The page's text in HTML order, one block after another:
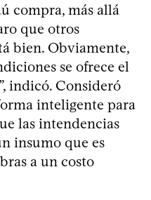
compra, más allá
que otros
bien. Obviamente,
se ofrece el
indicó. Consideró
inteligente para
las intendencias
insumo que es
a un costo